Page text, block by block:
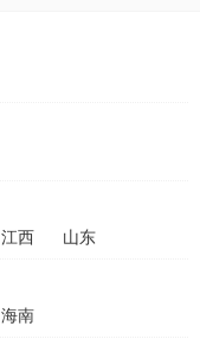
江西 山东
海南